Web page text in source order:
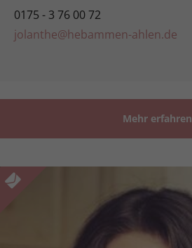
0175 - 3 76 00 72
jolanthe@hebammen-ahlen.de
Mehr erfahren